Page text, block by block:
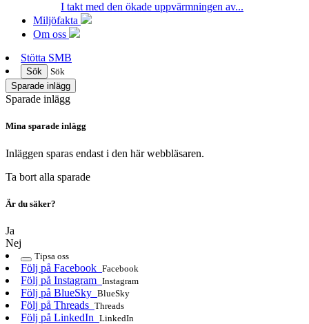
I takt med den ökade uppvärmningen av...
Miljöfakta
Om oss
Stötta SMB
Sök
Sök
Sparade inlägg
Sparade inlägg
Mina sparade inlägg
Inläggen sparas endast i den här webbläsaren.
Ta bort alla sparade
Är du säker?
Ja
Nej
Tipsa oss
Följ på Facebook Facebook
Följ på Instagram Instagram
Följ på BlueSky BlueSky
Följ på Threads Threads
Följ på LinkedIn LinkedIn